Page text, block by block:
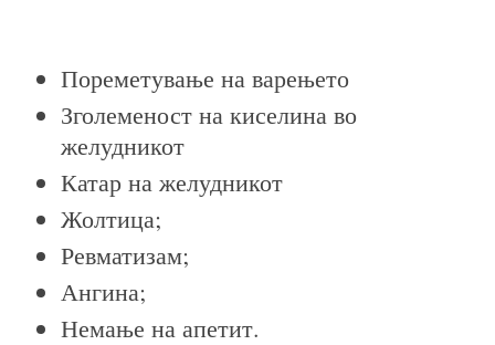
Пореметување на варењето
Зголеменост на киселина во
желудникот
Катар на желудникот
Жолтица;
Ревматизам;
Ангина;
Немање на апетит.